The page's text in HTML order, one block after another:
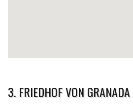
3. FRIEDHOF VON GRANADA